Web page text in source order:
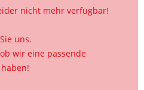
nicht mehr verfügbar!
uns.
wir eine passende